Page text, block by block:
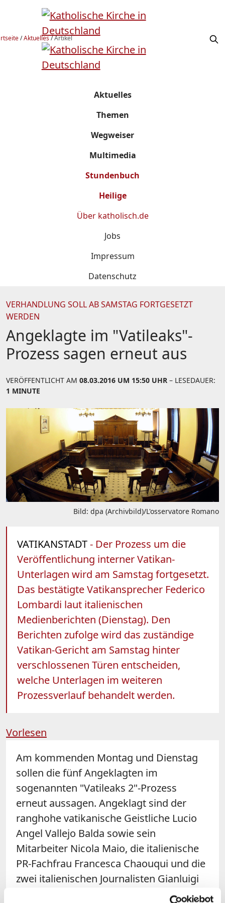
/Aktuelles/Artikel
Aktuelles
Themen
Wegweiser
Multimedia
Stundenbuch
Heilige
Über katholisch.de
Jobs
Impressum
Datenschutz
VERHANDLUNG SOLL AB SAMSTAG FORTGESETZT
WERDEN
Angeklagte im "Vatileaks"-
Prozess sagen erneut aus
VERÖFFENTLICHT AM 08.03.2016 UM 15:50 UHR – LESEDAUER:
1 MINUTE
Bild: dpa (Archivbild)/L'osservatore Romano
VATIKANSTADT- Der Prozess um die
Veröffentlichung interner Vatikan-
Unterlagen wird am Samstag fortgesetzt.
Das bestätigte Vatikansprecher Federico
Lombardi laut italienischen
Medienberichten (Dienstag). Den
Berichten zufolge wird das zuständige
Vatikan-Gericht am Samstag hinter
verschlossenen Türen entscheiden,
welche Unterlagen im weiteren
Prozessverlauf behandelt werden.
Vorlesen
Am kommenden Montag und Dienstag
sollen die fünf Angeklagten im
sogenannten "Vatileaks 2"-Prozess
erneut aussagen. Angeklagt sind der
ranghohe vatikanische Geistliche Lucio
Angel Vallejo Balda sowie sein
Mitarbeiter Nicola Maio, die italienische
PR-Fachfrau Francesca Chaouqui und die
zwei italienischen Journalisten Gianluigi
Nuzzi und Emiliano Fittipaldi. Beide